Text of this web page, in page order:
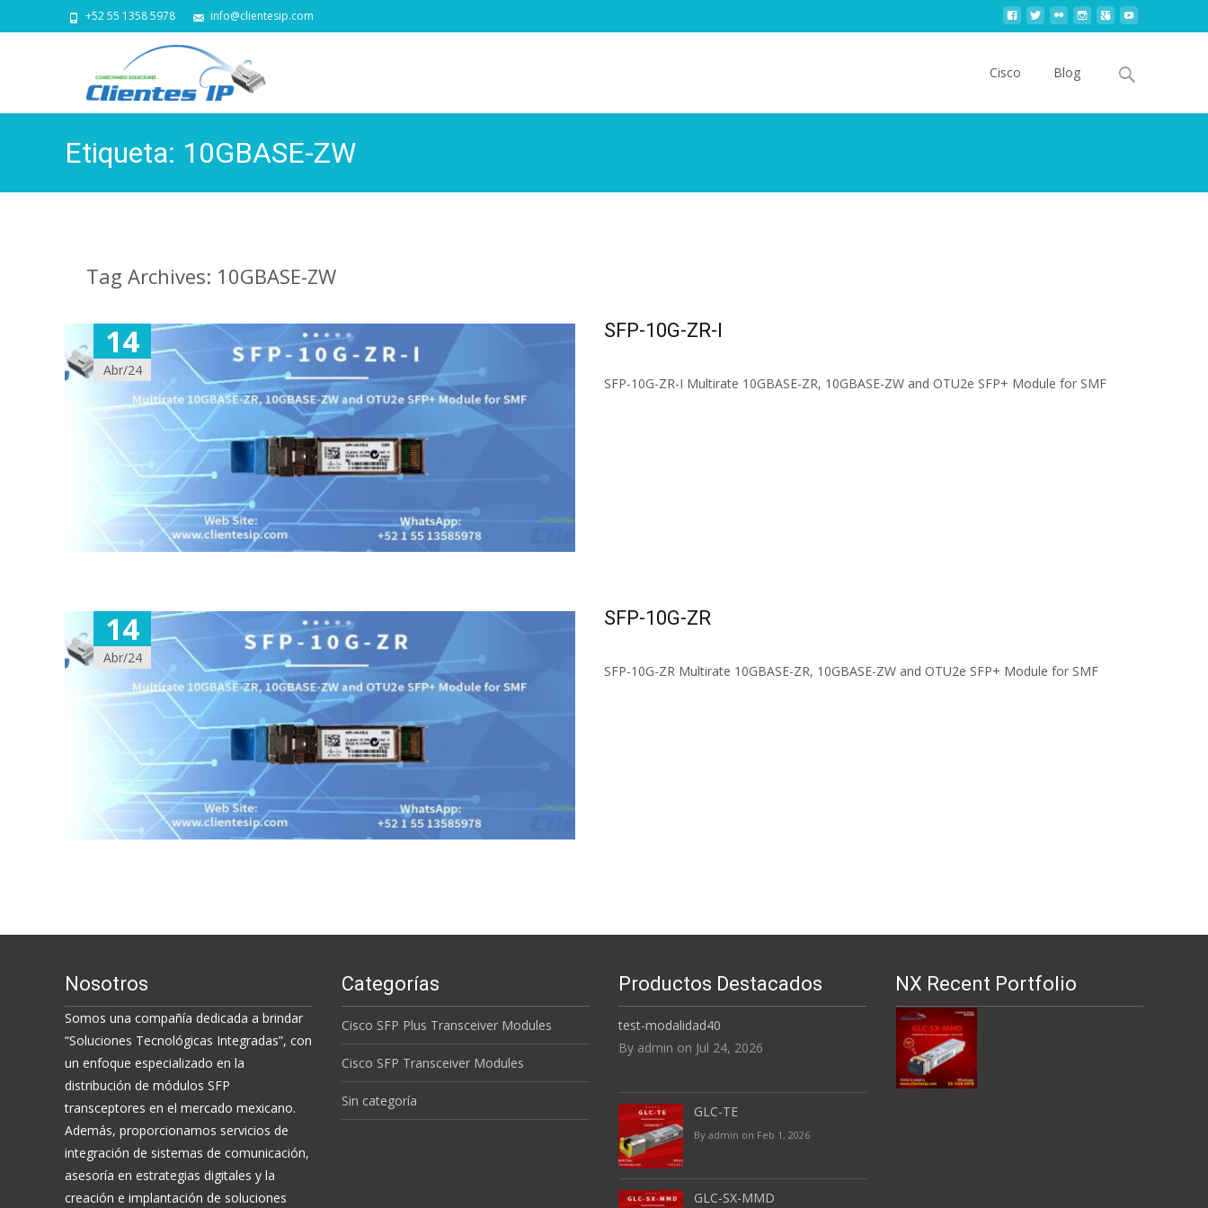
+52 55 1358 5978 info@clientesip.com
Cisco Blog
Search
Etiqueta: 10GBASE-ZW
Tag Archives: 10GBASE-ZW
14
Abr/24
SFP-10G-ZR-I
SFP-10G-ZR-I Multirate 10GBASE-ZR, 10GBASE-ZW and OTU2e SFP+ Module for SMF
14
Abr/24
SFP-10G-ZR
SFP-10G-ZR Multirate 10GBASE-ZR, 10GBASE-ZW and OTU2e SFP+ Module for SMF
Nosotros
Somos una compañía dedicada a brindar
“Soluciones Tecnológicas Integradas”, con
un enfoque especializado en la
distribución de módulos SFP
transceptores en el mercado mexicano.
Además, proporcionamos servicios de
integración de sistemas de comunicación,
asesoría en estrategias digitales y la
creación e implantación de soluciones
Categorías
Cisco SFP Plus Transceiver Modules
Cisco SFP Transceiver Modules
Sin categoría
Productos Destacados
test-modalidad40
By admin on Jul 24, 2026
GLC-TE
By admin on Feb 1, 2026
GLC-SX-MMD
NX Recent Portfolio